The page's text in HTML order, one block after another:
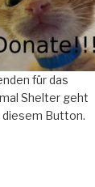
für das
Shelter geht
Button.